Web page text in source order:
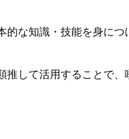
な知識・技能を身につ
して活用することで